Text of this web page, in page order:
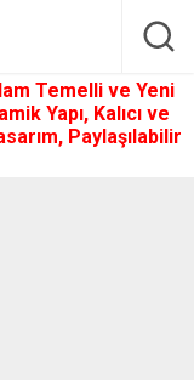
Temelli ve Yeni
Yapı, Kalıcı ve
Paylaşılabilir